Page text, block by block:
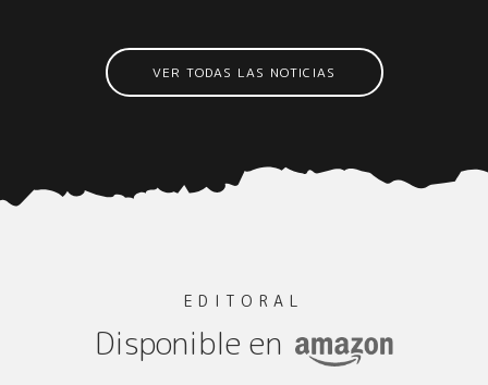
VER TODAS LAS NOTICIAS
EDITORAL
Disponible en